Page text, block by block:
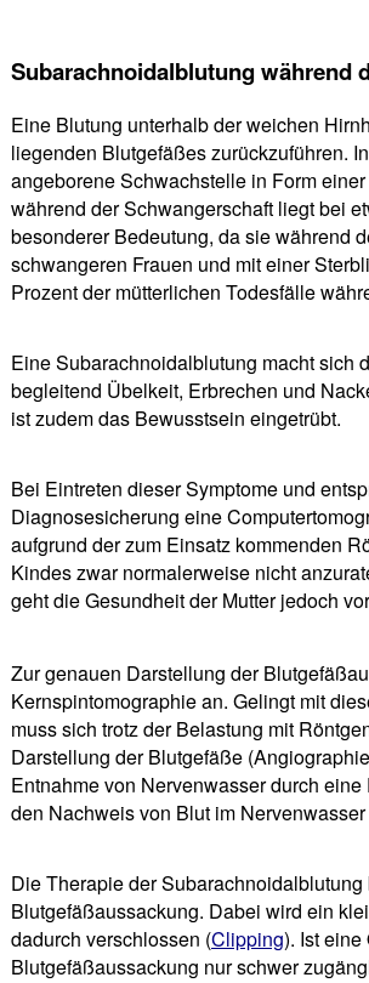
Subarachnoidalblutung während
Eine Blutung unterhalb der weichen
liegenden Blutgefäßes zurückzuführen.
angeborene Schwachstelle in Form
während der Schwangerschaft liegt bei
besonderer Bedeutung, da sie während
schwangeren Frauen und mit einer
Prozent der mütterlichen Todesfälle
Eine Subarachnoidalblutung macht sich
begleitend Übelkeit, Erbrechen und
ist zudem das Bewusstsein eingetrübt.
Bei Eintreten dieser Symptome und
Diagnosesicherung eine
aufgrund der zum Einsatz kommenden
Kindes zwar normalerweise nicht
geht die Gesundheit der Mutter jedoch
Zur genauen Darstellung der
Kernspintomographie an. Gelingt mit
muss sich trotz der Belastung mit
Darstellung der Blutgefäße
Entnahme von Nervenwasser durch
den Nachweis von Blut im
Die Therapie der
Blutgefäßaussackung. Dabei wird ein
dadurch verschlossen (Clipping). Ist
Blutgefäßaussackung nur schwer